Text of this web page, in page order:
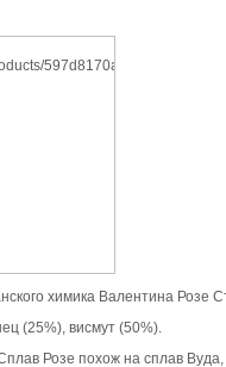
химика Валентина Розе
(25%), висмут (50%).
Розе похож на сплав